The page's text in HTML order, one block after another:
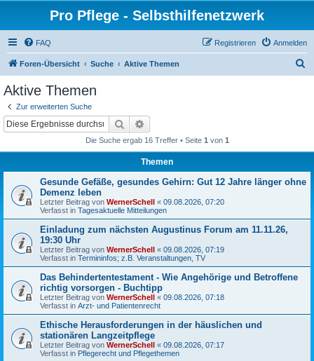
Pro Pflege - Selbsthilfenetzwerk
FAQ Anmelden
Registrieren
Foren-Übersicht Suche Aktive Themen
Aktive Themen
Zur erweiterten Suche
Suche
Die Suche ergab 16 Treffer • Seite 1 von 1
Themen
Gesunde Gefäße, gesundes Gehirn: Gut 12 Jahre länger ohne
Demenz leben
Letzter Beitrag von WernerSchell « 09.08.2026, 07:20
Verfasst in Tagesaktuelle Mitteilungen
Einladung zum nächsten Augustinus Forum am 11.11.26,
19:30 Uhr
Letzter Beitrag von WernerSchell « 09.08.2026, 07:19
Verfasst in Termininfos; z.B. Veranstaltungen, TV
Das Behindertentestament - Wie Angehörige und Betroffene
richtig vorsorgen - Buchtipp
Letzter Beitrag von WernerSchell « 09.08.2026, 07:18
Verfasst in Arzt- und Patientenrecht
Ethische Herausforderungen in der häuslichen und
stationären Langzeitpflege
Letzter Beitrag von WernerSchell « 09.08.2026, 07:17
Verfasst in Pflegerecht und Pflegethemen